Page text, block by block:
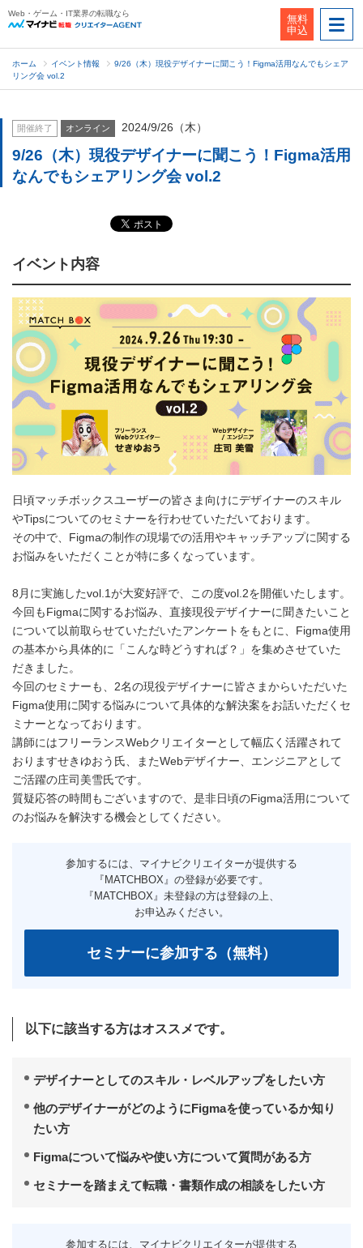
Web・ゲーム・IT業界の転職なら
無料
申込
ホーム イベント情報
9/26（木）現役デザイナーに聞こう！Figma活用なんでもシェア
リング会 vol.2
開催終了 オンライン 2024/9/26（木）
9/26（木）現役デザイナーに聞こう！Figma活用
なんでもシェアリング会 vol.2
イベント内容
日頃マッチボックスユーザーの皆さま向けにデザイナーのスキル
やTipsについてのセミナーを行わせていただいております。
その中で、Figmaの制作の現場での活用やキャッチアップに関する
お悩みをいただくことが特に多くなっています。
8月に実施したvol.1が大変好評で、この度vol.2を開催いたします。
今回もFigmaに関するお悩み、直接現役デザイナーに聞きたいこと
について以前取らせていただいたアンケートをもとに、Figma使用
の基本から具体的に「こんな時どうすれば？」を集めさせていた
だきました。
今回のセミナーも、2名の現役デザイナーに皆さまからいただいた
Figma使用に関する悩みについて具体的な解決案をお話いただくセ
ミナーとなっております。
講師にはフリーランスWebクリエイターとして幅広く活躍されて
おりますせきゆおう氏、またWebデザイナー、エンジニアとして
ご活躍の庄司美雪氏です。
質疑応答の時間もございますので、是非日頃のFigma活用について
のお悩みを解決する機会としてください。
以下に該当する方はオススメです。
デザイナーとしてのスキル・レベルアップをしたい方
他のデザイナーがどのようにFigmaを使っているか知り
たい方
Figmaについて悩みや使い方について質問がある方
セミナーを踏まえて転職・書類作成の相談をしたい方